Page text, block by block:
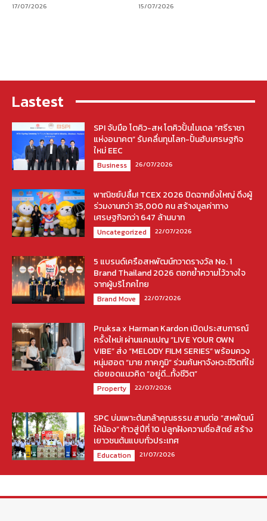
17/07/2026 15/07/2026
Lastest
SPI จับมือ โตคิว-สห โตคิวปั้นโมเดล “ศรีราชา
แห่งอนาคต” รับคลื่นทุนโลก-ปั้นฮับเศรษฐกิจ
ใหม่ EEC
Business 26/07/2026
พาณิชย์ปลื้ม! TCEX 2026 ปิดฉากยิ่งใหญ่ ดึงผู้
ร่วมงานกว่า 35,000 คน สร้างมูลค่าทาง
เศรษฐกิจกว่า 647 ล้านบาท
Uncategorized 22/07/2026
5 แบรนด์เครือสหพัฒน์กวาดรางวัล No. 1
Brand Thailand 2026 ตอกย้ำความไว้วางใจ
จากผู้บริโภคไทย
Brand Move 22/07/2026
Pruksa x Harman Kardon เปิดประสบการณ์
ครั้งใหม่! ผ่านแคมเปญ “LIVE YOUR OWN
VIBE” ส่ง “MELODY FILM SERIES” พร้อมควง
หนุ่มฮอต “มาย ภาคภูมิ” ร่วมค้นหาจังหวะชีวิตที่ใช่
ต่อยอดแนวคิด “อยู่ดี…ทั้งชีวิต”
Property 22/07/2026
SPC บ่มเพาะต้นกล้าคุณธรรม สานต่อ “สหพัฒน์
ให้น้อง” ก้าวสู่ปีที่ 10 ปลูกฝังความซื่อสัตย์ สร้าง
เยาวชนต้นแบบทั่วประเทศ
Education 21/07/2026